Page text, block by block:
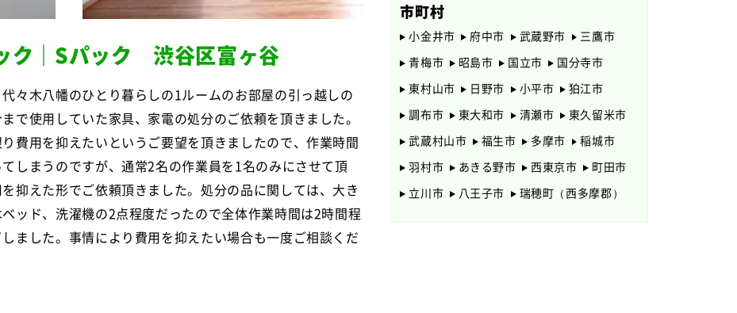
ク｜Sパック 渋谷区富ヶ谷
々木八幡のひとり暮らしの1ルームのお部屋の引っ越しの
で使用していた家具、家電の処分のご依頼を頂きました。
費用を抑えたいというご要望を頂きましたので、作業時間
しまうのですが、通常2名の作業員を1名のみにさせて頂
抑えた形でご依頼頂きました。処分の品に関しては、大き
ッド、洗濯機の2点程度だったので全体作業時間は2時間程
ました。事情により費用を抑えたい場合も一度ご相談くだ
市町村
小金井市 府中市 武蔵野市
三鷹市
青梅市
昭島市 国立市
国分寺市
東村山市
日野市 小平市
狛江市
調布市
東大和市 清瀬市
東久留米市
武蔵村山市
福生市 多摩市
稲城市
羽村市
あきる野市 西東京市
町田市
立川市
八王子市 瑞穂町（西多摩郡）